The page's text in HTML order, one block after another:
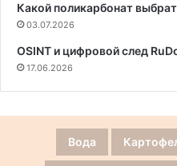
Какой поликарбонат
03.07.2026
OSINT и цифровой след
17.06.2026
Вода